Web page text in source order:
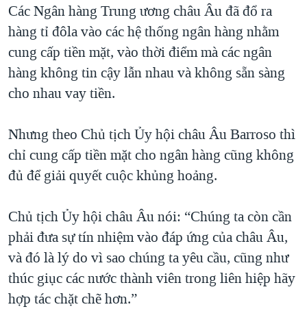
Các Ngân hàng Trung ương châu Âu đã đổ ra
hàng tỉ đôla vào các hệ thống ngân hàng nhằm
cung cấp tiền mặt, vào thời điểm mà các ngân
hàng không tin cậy lẫn nhau và không sẵn sàng
cho nhau vay tiền.
Nhưng theo Chủ tịch Ủy hội châu Âu Barroso thì
chỉ cung cấp tiền mặt cho ngân hàng cũng không
đủ để giải quyết cuộc khủng hoảng.
Chủ tịch Ủy hội châu Âu nói: “Chúng ta còn cần
phải đưa sự tín nhiệm vào đáp ứng của châu Âu,
và đó là lý do vì sao chúng ta yêu cầu, cũng như
thúc giục các nước thành viên trong liên hiệp hãy
hợp tác chặt chẽ hơn.”